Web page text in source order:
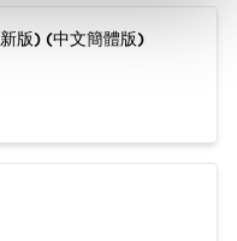
版) (中文簡體版)